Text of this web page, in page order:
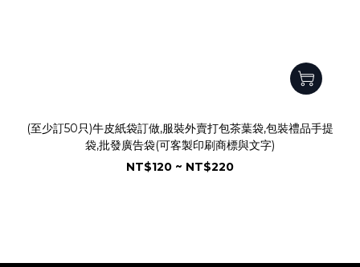
(至少訂50只)牛皮紙袋訂做,服裝外賣打包茶葉袋,包裝禮品手提
袋,批發廣告袋(可客製印刷商標與文字)
NT$120 ~ NT$220